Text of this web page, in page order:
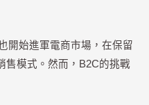
開始進軍電商市場，在保留
售模式。然而，B2C的挑戰